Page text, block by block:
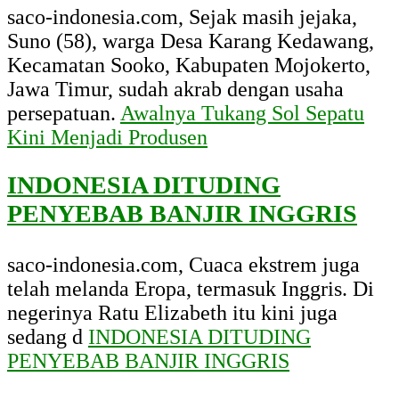
saco-indonesia.com, Sejak masih jejaka,
Suno (58), warga Desa Karang Kedawang,
Kecamatan Sooko, Kabupaten Mojokerto,
Jawa Timur, sudah akrab dengan usaha
persepatuan. Awalnya Tukang Sol Sepatu
Kini Menjadi Produsen
INDONESIA DITUDING
PENYEBAB BANJIR INGGRIS
saco-indonesia.com, Cuaca ekstrem juga
telah melanda Eropa, termasuk Inggris. Di
negerinya Ratu Elizabeth itu kini juga
sedang d INDONESIA DITUDING
PENYEBAB BANJIR INGGRIS